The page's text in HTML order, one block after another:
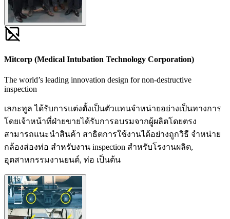
Mitcorp (Medical Intubation Technology Corporation)
The world’s leading innovation design for non-destructive
inspection
เลกะทูล ได้รับการแต่งตั้งเป็นตัวแทนจำหน่ายอย่างเป็นทางการ
โดยเจ้าหน้าที่ฝ่ายขายได้รับการอบรมจากผู้ผลิตโดยตรง
สามารถแนะนำสินค้า สาธิตการใช้งานได้อย่างถูกวิธี จำหน่าย
กล้องส่องท่อ สำหรับงาน inspection สำหรับโรงานผลิต,
อุตสาหกรรมงานยนต์, ท่อ เป็นต้น